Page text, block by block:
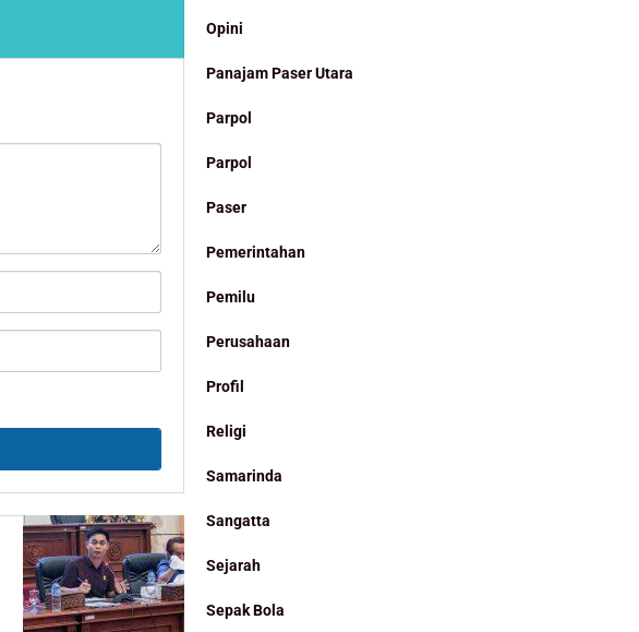
Opini
Panajam Paser Utara
Parpol
Parpol
Paser
Pemerintahan
Pemilu
Perusahaan
Profil
Religi
Samarinda
Sangatta
Sejarah
Sepak Bola